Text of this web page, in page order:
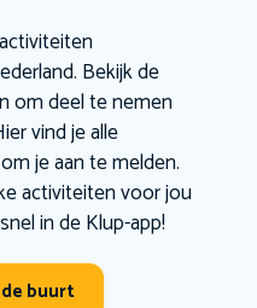
Bekijk de
om deel te nemen
vind je alle
je aan te melden.
activiteiten voor jou
in de Klup-app!
buurt